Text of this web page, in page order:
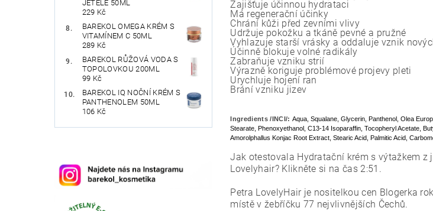
JETELE 50ML
229 Kč
BAREKOL OMEGA KRÉM S
VITAMÍNEM C 50ML
289 Kč
BAREKOL RŮŽOVÁ VODA S
TOPOLOVKOU 200ML
99 Kč
BAREKOL IQ NOČNÍ KRÉM S
PANTHENOLEM 50ML
106 Kč
Zajišťuje účinnou hydrataci
Má regenerační účinky
Chrání kůži před zevními vlivy
Udržuje pokožku a tkáně pevné a pružné
Vyhlazuje starší vrásky a oddaluje vznik
Účinně blokuje volné radikály
Zabraňuje vzniku strií
Výrazně koriguje problémové projevy pleti
Urychluje hojení ran
Brání vzniku jizev
Ingredients /INCI/: Aqua, Squalane, Glycerin, Panthenol, Olea
Stearate, Phenoxyethanol, C13-14 Isoparaffin, Tocopheryl Acetate,
Amorolphallus Konjac Root Extract, Stearic Acid, Palmitic Acid,
Jak otestovala Hydratační krém s výtažkem z
Lovelyhair? Klikněte si na čas 2:51.
Petra LovelyHair je nositelkou cen Blogerka
místě v žebříčku 77 nejvlivnějších Čechů.